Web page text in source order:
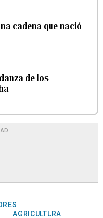
cadena que nació
de los
AGRICULTURA